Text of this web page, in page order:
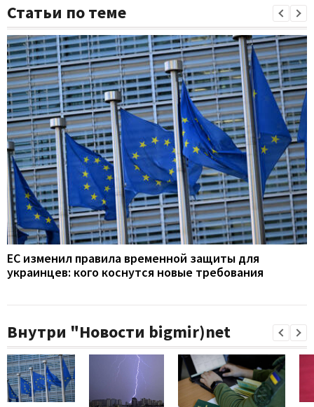
Статьи по теме
ЕС изменил правила временной защиты для
украинцев: кого коснутся новые требования
Внутри "Новости bigmir)net